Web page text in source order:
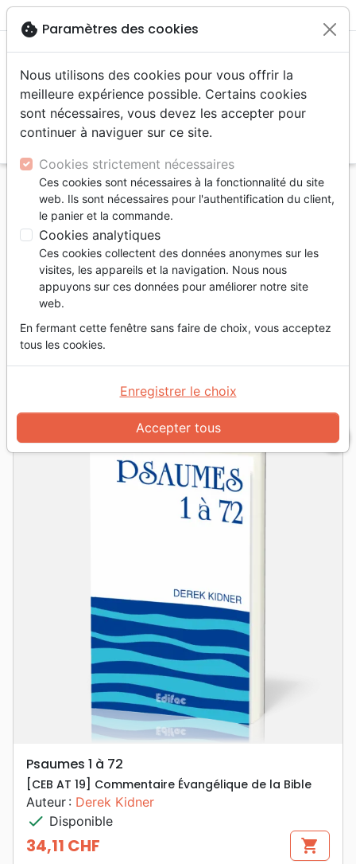
menu
Accueil Auteurs Kidner Derek
Derek Kidner
Liste des produits par auteur
Filtrertune
Psaumes Petits Prophètes
favorite_border
Psaumes 1 à 72
[CEB AT 19] Commentaire Évangélique de la Bible
Auteur : Derek Kidner
check Disponible
Prix
34,11 CHF shopping_cart
cookie Paramètres des cookies
Nous utilisons des cookies pour vous offrir la
meilleure expérience possible. Certains cookies
sont nécessaires, vous devez les accepter pour
continuer à naviguer sur ce site.
Cookies strictement nécessaires
Ces cookies sont nécessaires à la fonctionnalité du site
web. Ils sont nécessaires pour l'authentification du client,
le panier et la commande.
Cookies analytiques
Ces cookies collectent des données anonymes sur les
visites, les appareils et la navigation. Nous nous
appuyons sur ces données pour améliorer notre site
web.
En fermant cette fenêtre sans faire de choix, vous acceptez
tous les cookies.
Accepter tous
Enregistrer le choix